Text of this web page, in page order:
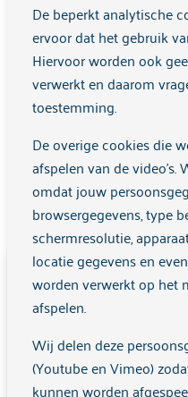
Stichting Arkin
Klaprozenweg 111
1033 NN Amsterdam
E-mailadres: info@arkin.nl
Telefoonnummer: 020-
Indien je van mening bent
persoonsgegevens niet
(AVG en UAVG), kun je
Functionaris
via:
nationale toezichthouder
deAutoriteit
Disclaimer
De informatie op deze
bezoekers te informeren
Cliëntenraad Arkin. We
actueel en zorgvuldig te
De beperkt analytische
ervoor dat het gebruik
Hiervoor worden ook
verwerkt en daarom
toestemming.
De overige cookies die
afspelen van de
omdat jouw
browsergegevens, type
schermresolutie,
locatie gegevens en
worden verwerkt op het
afspelen.
Wij delen deze
(Youtube en Vimeo)
kunnen worden